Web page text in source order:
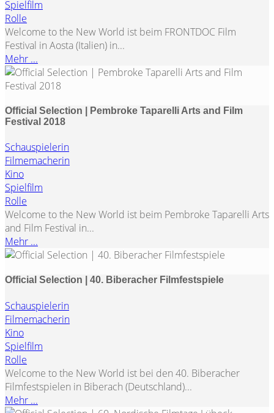
Spielfilm
Rolle
Welcome to the New World ist beim FRONTDOC Film
Festival in Aosta (Italien) in...
Mehr ...
Official Selection | Pembroke Taparelli Arts and Film
Festival 2018
Schauspielerin
Filmemacherin
Kino
Spielfilm
Rolle
Welcome to the New World ist beim Pembroke Taparelli Arts
and Film Festival in...
Mehr ...
Official Selection | 40. Biberacher Filmfestspiele
Schauspielerin
Filmemacherin
Kino
Spielfilm
Rolle
Welcome to the New World ist bei den 40. Biberacher
Filmfestspielen in Biberach (Deutschland)...
Mehr ...